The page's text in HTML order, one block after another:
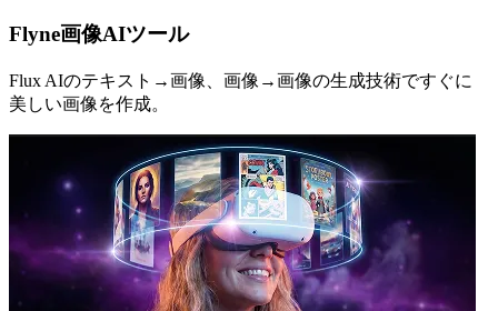
Flyne画像AIツール
Flux AIのテキスト→画像、画像→画像の生成技術ですぐに
美しい画像を作成。